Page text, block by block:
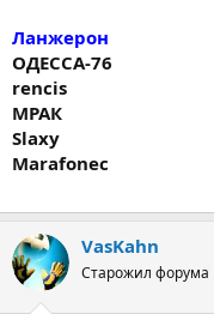
Ланжерон
ОДЕССА-76
rencis
МРАК
Slaxy
Marafonec
VasKahn
Старожил форума